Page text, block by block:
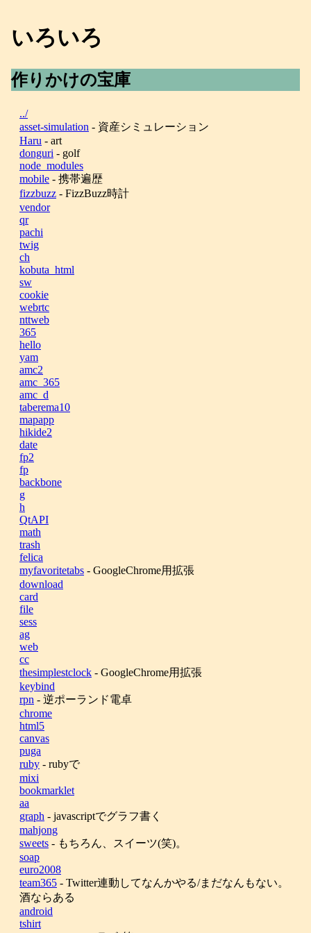
いろいろ
作りかけの宝庫
../
asset-simulation - 資産シミュレーション
Haru - art
donguri - golf
node_modules
mobile - 携帯遍歴
fizzbuzz - FizzBuzz時計
vendor
qr
pachi
twig
ch
kobuta_html
sw
cookie
webrtc
nttweb
365
hello
yam
amc2
amc_365
amc_d
taberema10
mapapp
hikide2
date
fp2
fp
backbone
g
h
QtAPI
math
trash
felica
myfavoritetabs - GoogleChrome用拡張
download
card
file
sess
ag
web
cc
thesimplestclock - GoogleChrome用拡張
keybind
rpn - 逆ポーランド電卓
chrome
html5
canvas
puga
ruby - rubyで
mixi
bookmarklet
aa
graph - javascriptでグラフ書く
mahjong
sweets - もちろん、スイーツ(笑)。
soap
euro2008
team365 - Twitter連動してなんかやる/まだなんもない。
酒ならある
android
tshirt